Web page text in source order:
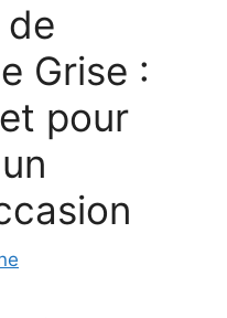
de
Grise :
pour